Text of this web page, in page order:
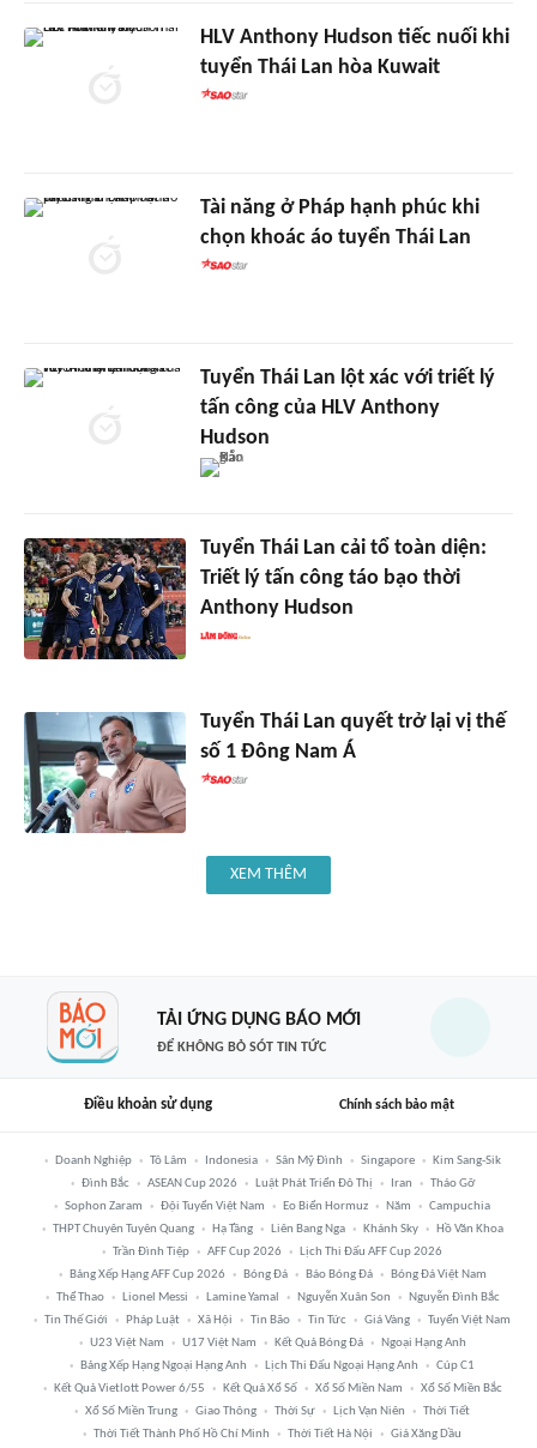
HLV Anthony Hudson tiếc nuối khi
tuyển Thái Lan hòa Kuwait
Tài năng ở Pháp hạnh phúc khi
chọn khoác áo tuyển Thái Lan
Tuyển Thái Lan lột xác với triết lý
tấn công của HLV Anthony
Hudson
Tuyển Thái Lan cải tổ toàn diện:
Triết lý tấn công táo bạo thời
Anthony Hudson
Tuyển Thái Lan quyết trở lại vị thế
số 1 Đông Nam Á
XEM THÊM
TẢI ỨNG DỤNG BÁO MỚI
ĐỂ KHÔNG BỎ SÓT TIN TỨC
Điều khoản sử dụng Chính sách bảo mật
Doanh Nghiệp Tô Lâm Indonesia Sân Mỹ Đình Singapore
Kim Sang-Sik
Đình Bắc
ASEAN Cup 2026 Luật Phát Triển Đô Thị Iran
Tháo Gỡ
Sophon Zaram
Đội Tuyển Việt Nam Eo Biển Hormuz Năm
Campuchia
THPT Chuyên Tuyên Quang
Hạ Tầng Liên Bang Nga Khánh Sky
Hồ Văn Khoa
Trần Đình Tiệp
AFF Cup 2026
Lịch Thi Đấu AFF Cup 2026
Bảng Xếp Hạng AFF Cup 2026
Bóng Đá Báo Bóng Đá
Bóng Đá Việt Nam
Thể Thao
Lionel Messi Lamine Yamal Nguyễn Xuân Son
Nguyễn Đình Bắc
Tin Thế Giới
Pháp Luật Xã Hội Tin Bão Tin Tức Giá Vàng
Tuyển Việt Nam
U23 Việt Nam
U17 Việt Nam Kết Quả Bóng Đá
Ngoại Hạng Anh
Bảng Xếp Hạng Ngoại Hạng Anh
Lịch Thi Đấu Ngoại Hạng Anh
Cúp C1
Kết Quả Vietlott Power 6/55
Kết Quả Xổ Số Xổ Số Miền Nam
Xổ Số Miền Bắc
Xổ Số Miền Trung
Giao Thông Thời Sự Lịch Vạn Niên
Thời Tiết
Thời Tiết Thành Phố Hồ Chí Minh
Thời Tiết Hà Nội Giá Xăng Dầu